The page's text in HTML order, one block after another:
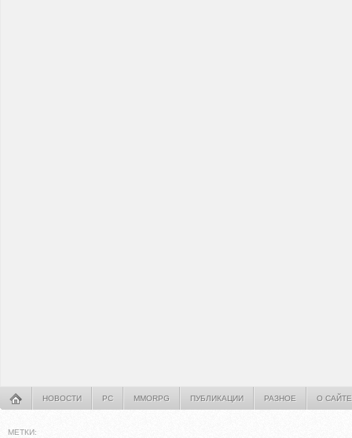
НОВОСТИ PC MMORPG ПУБЛИКАЦИИ РАЗНОЕ О САЙТЕ
МЕТКИ: